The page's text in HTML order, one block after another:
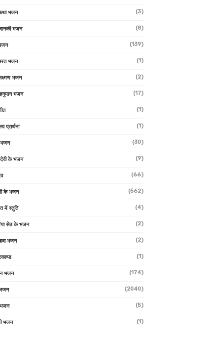
भजन (3)
भजन (8)
(139)
भजन (1)
भजन (2)
भजन (17)
(1)
प्रार्थना (1)
भजन (30)
देवी के भजन (9)
(66)
के भजन (562)
में स्तुति (4)
सेठ के भजन (2)
भजन (2)
(1)
भजन (174)
भजन (2040)
भजन (5)
भजन (1)